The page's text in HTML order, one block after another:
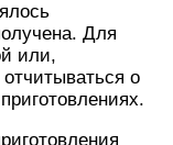
Для
или,
о